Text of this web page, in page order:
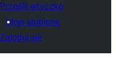
Prześlij wtyczkę
Moje ulubione
Zaloguj się